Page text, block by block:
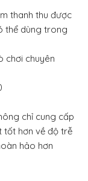
thanh thu được
thể dùng trong
chơi chuyên
chỉ cung cấp
tốt hơn về độ trễ
hảo hơn